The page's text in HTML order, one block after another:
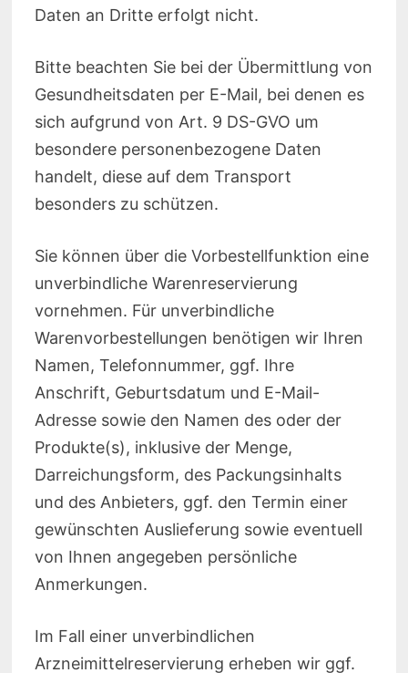
Daten an Dritte erfolgt nicht.
Bitte beachten Sie bei der Übermittlung von
Gesundheitsdaten per E-Mail, bei denen es
sich aufgrund von Art. 9 DS-GVO um
besondere personenbezogene Daten
handelt, diese auf dem Transport
besonders zu schützen.
Sie können über die Vorbestellfunktion eine
unverbindliche Warenreservierung
vornehmen. Für unverbindliche
Warenvorbestellungen benötigen wir Ihren
Namen, Telefonnummer, ggf. Ihre
Anschrift, Geburtsdatum und E-Mail-
Adresse sowie den Namen des oder der
Produkte(s), inklusive der Menge,
Darreichungsform, des Packungsinhalts
und des Anbieters, ggf. den Termin einer
gewünschten Auslieferung sowie eventuell
von Ihnen angegeben persönliche
Anmerkungen.
Im Fall einer unverbindlichen
Arzneimittelreservierung erheben wir ggf.